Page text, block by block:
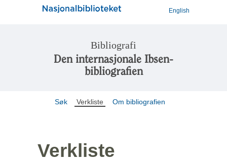
English
Bibliografi
Den internasjonale Ibsen-
bibliografien
Søk Verkliste Om bibliografien
Verkliste